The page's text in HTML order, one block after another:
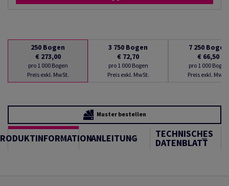
250 Bogen
€ 273,00
pro 1 000 Bogen
Preis exkl. MwSt.
3 750 Bogen
€ 72,70
pro 1 000 Bogen
Preis exkl. MwSt.
7 250 Bogen
€ 66,50
pro 1 000 Bogen
Preis exkl. MwSt.
Muster bestellen
ANLEITUNG TECHNISCHES
DATENBLATT